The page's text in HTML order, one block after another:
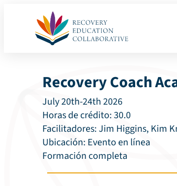
Recovery Coach
July 20th-24th 2026
Horas de crédito:30.0
Facilitadores: Jim Higgins, Kim
Ubicación: Evento en línea
Formación completa